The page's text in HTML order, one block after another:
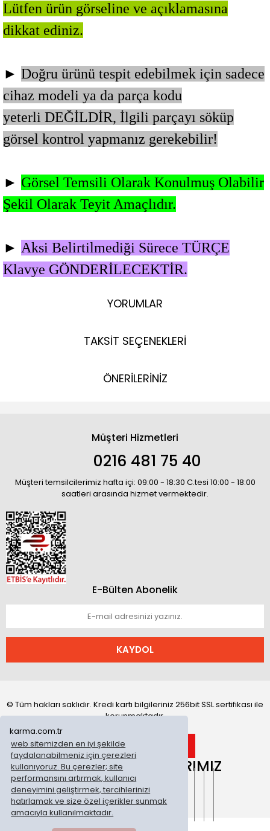
karma.com.tr
web sitemizden en iyi şekilde
faydalanabilmeniz için çerezleri
kullanıyoruz. Bu çerezler; site
performansını artırmak, kullanıcı
deneyimini geliştirmek, tercihlerinizi
hatırlamak ve size özel içerikler sunmak
amacıyla kullanılmaktadır.
Lütfen ürün görseline ve açıklamasına
dikkat ediniz.
► Doğru ürünü tespit edebilmek için sadece
cihaz modeli ya da parça kodu
yeterli DEĞİLDİR, İlgili parçayı söküp
görsel kontrol yapmanız gerekebilir!
► Görsel Temsili Olarak Konulmuş Olabilir
Şekil Olarak Teyit Amaçlıdır.
► Aksi Belirtilmediği Sürece TÜRÇE
Klavye GÖNDERİLECEKTİR.
YORUMLAR
TAKSİT SEÇENEKLERİ
ÖNERİLERİNİZ
Müşteri Hizmetleri
0216 481 75 40
Müşteri temsilcilerimiz hafta içi: 09:00 - 18:30 C.tesi 10:00 - 18:00
saatleri arasında hizmet vermektedir.
E-Bülten Abonelik
KAYDOL
© Tüm hakları saklıdır. Kredi kartı bilgileriniz 256bit SSL sertifikası ile
korunmaktadır.
ONLİNE MAĞAZALARIMIZ